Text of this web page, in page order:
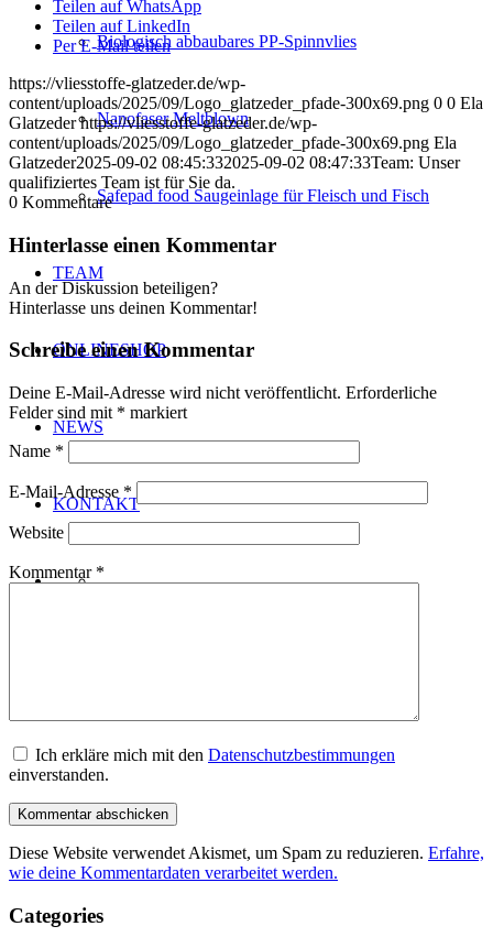
Biologisch abbaubares PP-Spinnvlies
Nanofaser Meltblown
Safepad food Saugeinlage für Fleisch und Fisch
TEAM
ONLINESHOP
NEWS
KONTAKT
Teilen auf WhatsApp
Teilen auf LinkedIn
Per E-Mail teilen
https://vliesstoffe-glatzeder.de/wp-
content/uploads/2025/09/Logo_glatzeder_pfade-300x69.png 0 0 Ela
Glatzeder https://vliesstoffe-glatzeder.de/wp-
content/uploads/2025/09/Logo_glatzeder_pfade-300x69.png Ela
Glatzeder2025-09-02 08:45:332025-09-02 08:47:33Team: Unser
qualifiziertes Team ist für Sie da.
0 Kommentare
Hinterlasse einen Kommentar
An der Diskussion beteiligen?
Hinterlasse uns deinen Kommentar!
Schreibe einen Kommentar
Deine E-Mail-Adresse wird nicht veröffentlicht. Erforderliche
Felder sind mit * markiert
Name *
E-Mail-Adresse *
Website
Kommentar *
Ich erkläre mich mit den Datenschutzbestimmungen
einverstanden.
Diese Website verwendet Akismet, um Spam zu reduzieren. Erfahre,
wie deine Kommentardaten verarbeitet werden.
Categories